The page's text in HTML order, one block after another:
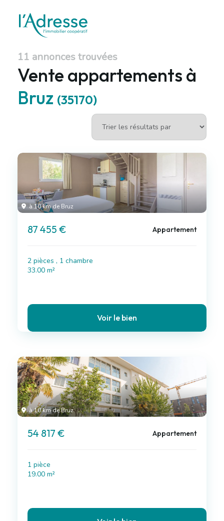
11 annonces trouvées
Vente appartements à
Bruz (35170)
à 10 km de Bruz
87 455 € Appartement
2 pièces , 1 chambre
33.00 m²
Voir le bien
à 10 km de Bruz
54 817 € Appartement
1 pièce
19.00 m²